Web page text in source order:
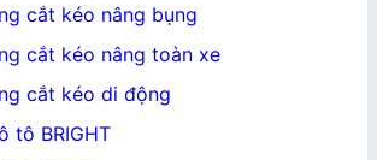
cắt kéo nâng bụng
cắt kéo nâng toàn xe
cắt kéo di động
tô BRIGHT